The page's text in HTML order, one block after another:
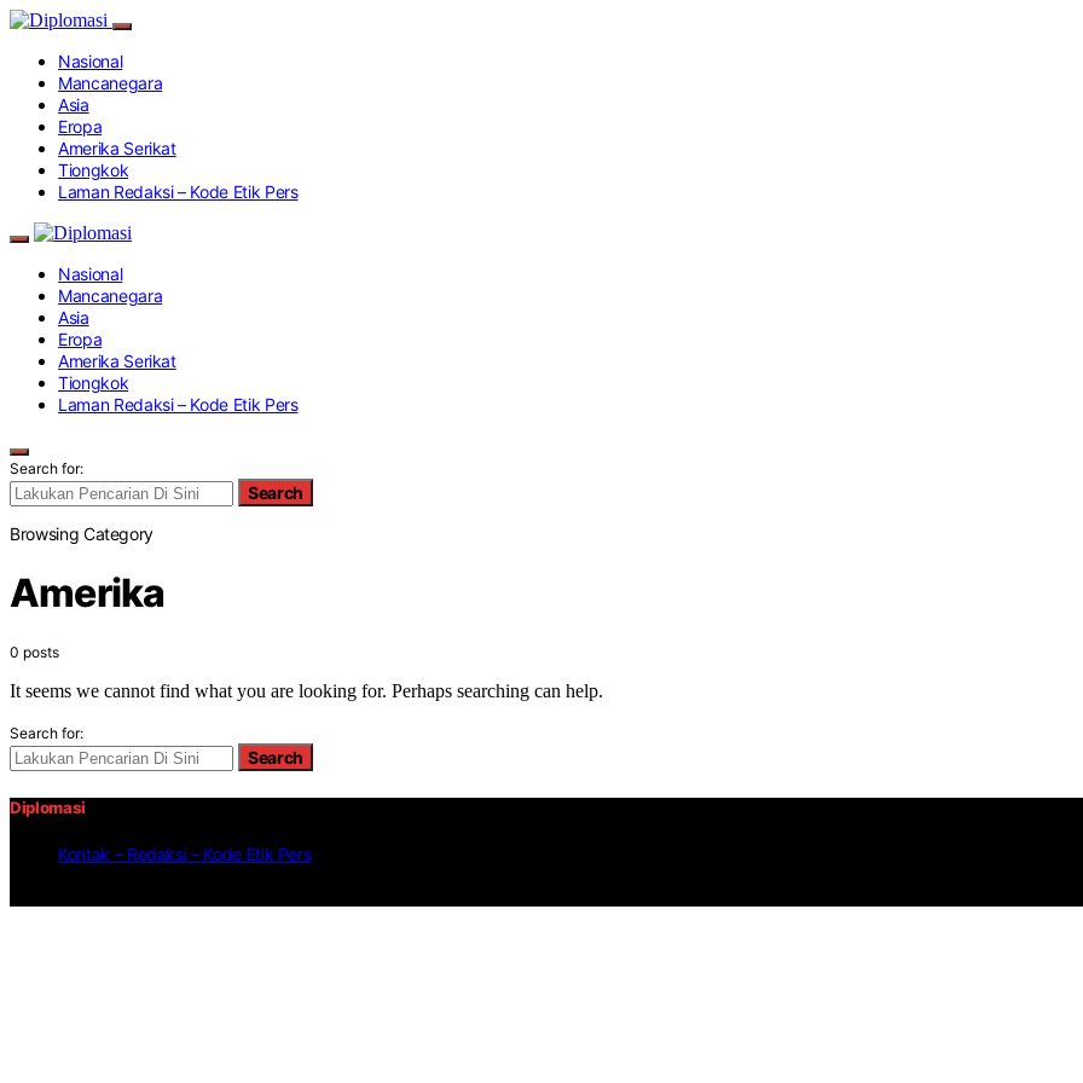
Nasional
Mancanegara
Asia
Eropa
Amerika Serikat
Tiongkok
Laman Redaksi – Kode Etik Pers
Nasional
Mancanegara
Asia
Eropa
Amerika Serikat
Tiongkok
Laman Redaksi – Kode Etik Pers
Search for:
Search
Browsing Category
Amerika
0 posts
It seems we cannot find what you are looking for. Perhaps searching can help.
Search for:
Search
Diplomasi
Kontak – Redaksi – Kode Etik Pers